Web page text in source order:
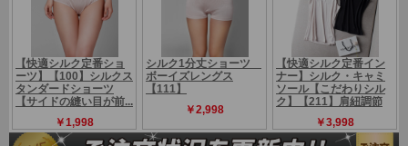
夏でも冷え取り♪私の場合、太ももが冷えやすいようなので、寝るとき
履くようにしてます。
クーラーの温度差が家族と違うので、インナーとソックスで調節して
います。
はまりました。薄くて軽くて気持ちがいいこと！私は身長１６３ｃｍ
で中肉中背より少し細いかと思いますが
この商品は太ももに余裕がありスパッツというよりはハーフパンツと
いう感じでした。はいていて温かいです！